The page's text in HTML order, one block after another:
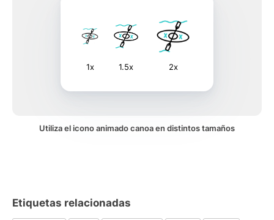
1x 1.5x 2x
Utiliza el icono animado canoa en distintos tamaños
Etiquetas relacionadas